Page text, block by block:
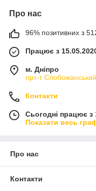
Про нас
96% позитивних з 512
Працює з
м. Дніпро
прт-т
Контакти
Сьогодні працює з
Показати весь
Про нас
Контакти